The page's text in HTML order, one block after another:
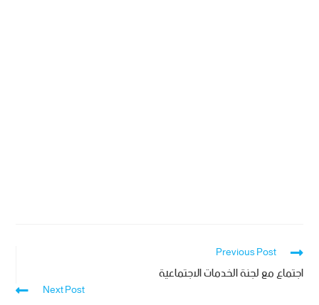
Previous Post
اجتماع مع لجنة الخدمات الاجتماعية
Next Post